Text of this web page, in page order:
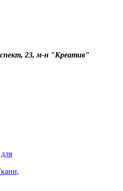
23, м-н "Креатив"